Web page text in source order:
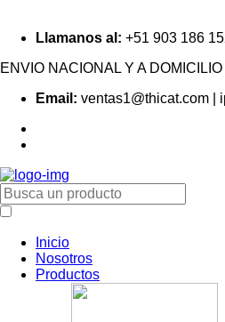
Llamanos al: +51 903 186
ENVIO NACIONAL Y A DOMICILIO
Email: ventas1@thicat.com |
Inicio
Nosotros
Productos